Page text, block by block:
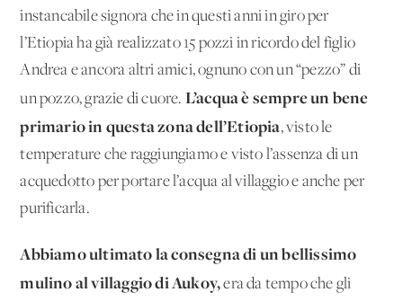
instancabile signora che in questi anni in giro per
l’Etiopia ha già realizzato 15 pozzi in ricordo del figlio
Andrea e ancora altri amici, ognuno con un “pezzo” di
un pozzo, grazie di cuore. L’acqua è sempre un bene
primario in questa zona dell’Etiopia, visto le
temperature che raggiungiamo e visto l’assenza di un
acquedotto per portare l’acqua al villaggio e anche per
purificarla.
Abbiamo ultimato la consegna di un bellissimo
mulino al villaggio di Aukoy,era da tempo che gli